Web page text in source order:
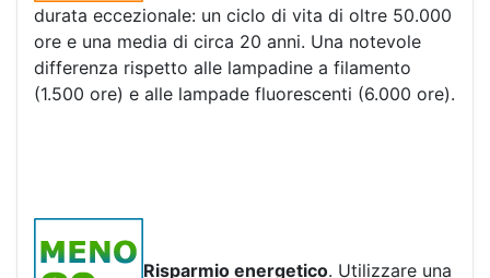
durata eccezionale: un ciclo di vita di oltre 50.000
ore e una media di circa 20 anni. Una notevole
differenza rispetto alle lampadine a filamento
(1.500 ore) e alle lampade fluorescenti (6.000 ore).
Risparmio energetico. Utilizzare una